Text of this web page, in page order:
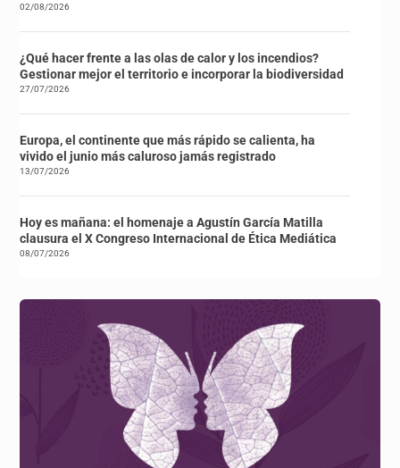
02/08/2026
¿Qué hacer frente a las olas de calor y los incendios?
Gestionar mejor el territorio e incorporar la biodiversidad
27/07/2026
Europa, el continente que más rápido se calienta, ha
vivido el junio más caluroso jamás registrado
13/07/2026
Hoy es mañana: el homenaje a Agustín García Matilla
clausura el X Congreso Internacional de Ética Mediática
08/07/2026